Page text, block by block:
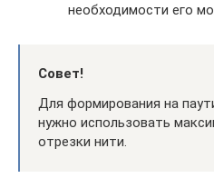
необходимости его
Совет!
Для формирования на
нужно использовать
отрезки нити.